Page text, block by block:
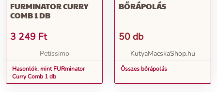
FURMINATOR CURRY
COMB 1 DB
3 249 Ft
Petissimo
Hasonlók, mint FURminator
Curry Comb 1 db
BŐRÁPOLÁS
50 db
KutyaMacskaShop.hu
Összes bőrápolás